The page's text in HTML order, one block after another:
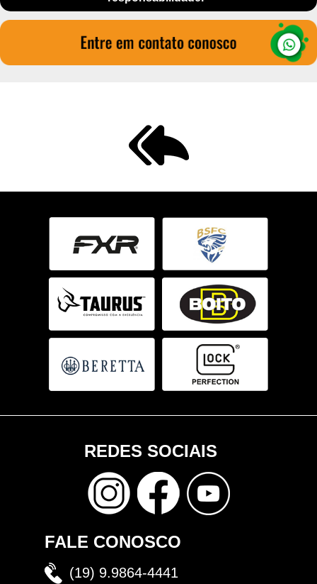
REDES SOCIAIS
FALE CONOSCO
(19) 9.9864-4441